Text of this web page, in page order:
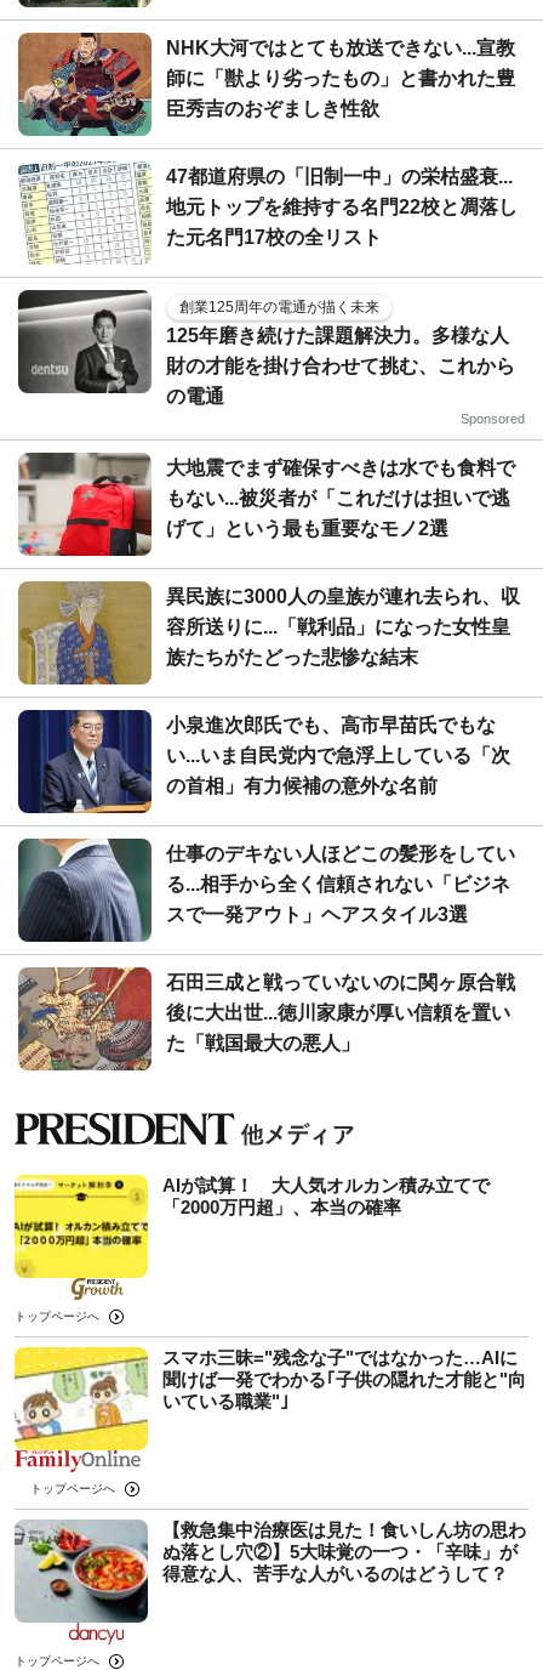
NHK大河ではとても放送できない...宣教
師に「獣より劣ったもの」と書かれた豊
臣秀吉のおぞましき性欲
47都道府県の「旧制一中」の栄枯盛衰...
地元トップを維持する名門22校と凋落し
た元名門17校の全リスト
創業125周年の電通が描く未来
125年磨き続けた課題解決力。多様な人
財の才能を掛け合わせて挑む、これから
の電通
Sponsored
大地震でまず確保すべきは水でも食料で
もない...被災者が「これだけは担いで逃
げて」という最も重要なモノ2選
異民族に3000人の皇族が連れ去られ、収
容所送りに...「戦利品」になった女性皇
族たちがたどった悲惨な結末
小泉進次郎氏でも、高市早苗氏でもな
い...いま自民党内で急浮上している「次
の首相」有力候補の意外な名前
仕事のデキない人ほどこの髪形をしてい
る...相手から全く信頼されない「ビジネ
スで一発アウト」ヘアスタイル3選
石田三成と戦っていないのに関ヶ原合戦
後に大出世...徳川家康が厚い信頼を置い
た「戦国最大の悪人」
AIが試算！ 大人気オルカン積み立てで
「2000万円超」、本当の確率
トップページへ
スマホ三昧="残念な子"ではなかった…AIに
聞けば一発でわかる｢子供の隠れた才能と"向
いている職業"｣
トップページへ
【救急集中治療医は見た！食いしん坊の思わ
ぬ落とし穴②】5大味覚の一つ・「辛味」が
得意な人、苦手な人がいるのはどうして？
トップページへ